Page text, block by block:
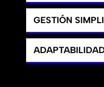
GESTIÓN